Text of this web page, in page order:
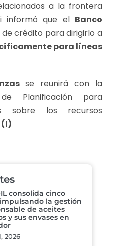
a la frontera
informó que el Banco
crédito para dirigirlo a
para líneas
se reunirá con la
Planificación para
sobre los recursos
(I)
consolida cinco
la gestión
de aceites
y sus envases en
2026